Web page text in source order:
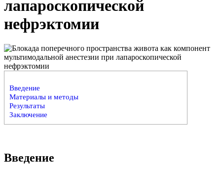
лапароскопической
нефрэктомии
Введение
Материалы и методы
Результаты
Заключение
Введение